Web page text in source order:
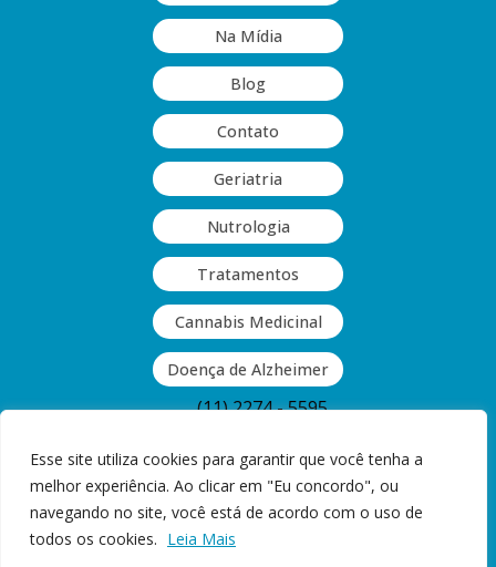
Esse site utiliza cookies para garantir que você tenha a
melhor experiência. Ao clicar em "Eu concordo", ou
navegando no site, você está de acordo com o uso de
todos os cookies. Leia Mais
Na Mídia
Blog
Contato
Geriatria
Nutrologia
Tratamentos
Cannabis Medicinal
Doença de Alzheimer
(11) 2274 - 5595
Rua Guinle, 377 - Vila Monumento,
São Paulo, SP